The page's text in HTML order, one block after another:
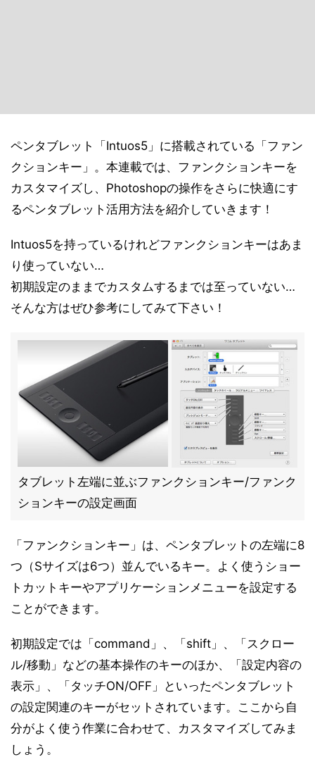
ペンタブレット「Intuos5」に搭載されている「ファン
クションキー」。本連載では、ファンクションキーを
カスタマイズし、Photoshopの操作をさらに快適にす
るペンタブレット活用方法を紹介していきます！
Intuos5を持っているけれどファンクションキーはあま
り使っていない…
初期設定のままでカスタムするまでは至っていない…
そんな方はぜひ参考にしてみて下さい！
タブレット左端に並ぶファンクションキー/ファンク
ションキーの設定画面
「ファンクションキー」は、ペンタブレットの左端に8
つ（Sサイズは6つ）並んでいるキー。よく使うショー
トカットキーやアプリケーションメニューを設定する
ことができます。
初期設定では「command」、「shift」、「スクロー
ル/移動」などの基本操作のキーのほか、「設定内容の
表示」、「タッチON/OFF」といったペンタブレット
の設定関連のキーがセットされています。ここから自
分がよく使う作業に合わせて、カスタマイズしてみま
しょう。